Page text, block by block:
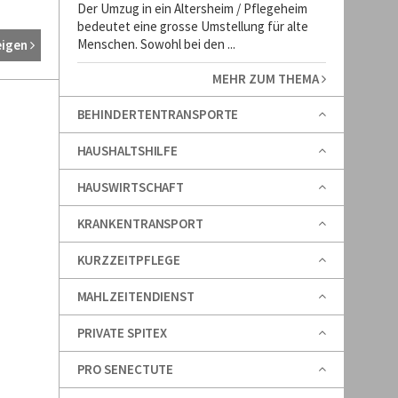
Der Umzug in ein Altersheim / Pflegeheim
bedeutet eine grosse Umstellung für alte
Menschen. Sowohl bei den ...
MEHR ZUM THEMA
BEHINDERTENTRANSPORTE
HAUSHALTSHILFE
HAUSWIRTSCHAFT
KRANKENTRANSPORT
KURZZEITPFLEGE
MAHLZEITENDIENST
PRIVATE SPITEX
PRO SENECTUTE